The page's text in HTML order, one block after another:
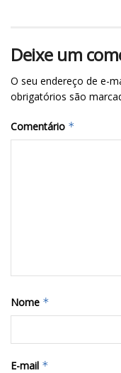
Deixe um
O seu endereço de e-
obrigatórios são
Comentário *
Nome *
E-mail *